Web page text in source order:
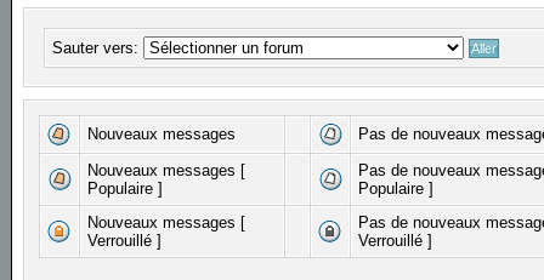
Sauter vers:
Nouveaux messages
Pas de nouveaux
Nouveaux messages [
Populaire ]
Pas de nouveaux
Populaire ]
Nouveaux messages [
Verrouillé ]
Pas de nouveaux
Verrouillé ]